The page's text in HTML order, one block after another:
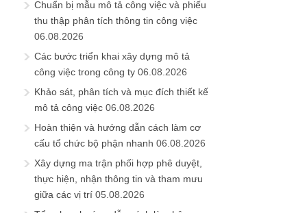
Chuẩn bị mẫu mô tả công việc và phiếu
thu thập phân tích thông tin công việc
06.08.2026
Các bước triển khai xây dựng mô tả
công việc trong công ty 06.08.2026
Khảo sát, phân tích và mục đích thiết kế
mô tả công việc 06.08.2026
Hoàn thiện và hướng dẫn cách làm cơ
cấu tổ chức bộ phận nhanh 06.08.2026
Xây dựng ma trận phối hợp phê duyệt,
thực hiện, nhận thông tin và tham mưu
giữa các vị trí 05.08.2026